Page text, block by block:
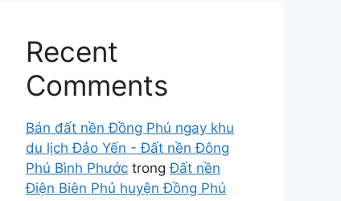
Recent
Comments
Bán đất nền Đồng Phú ngay khu
du lịch Đảo Yến - Đất nền Đông
Phú Bình Phước trongĐất nền
Điện Biên Phủ huyện Đồng Phú